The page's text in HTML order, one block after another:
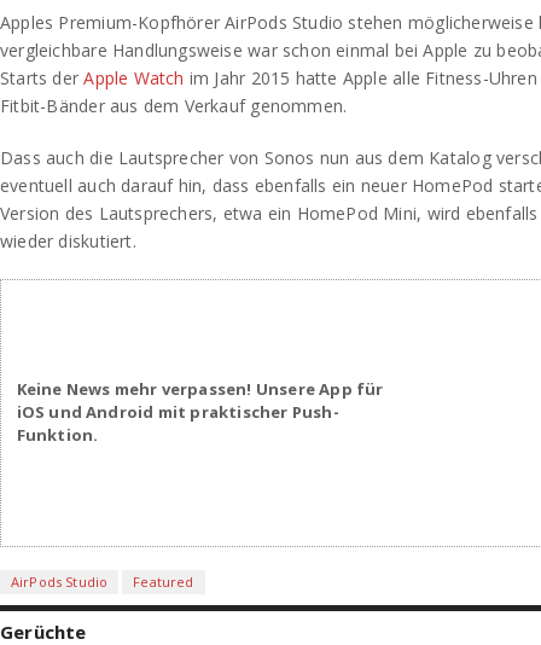
Apples Premium-Kopfhörer AirPods Studio stehen möglicherweise
vergleichbare Handlungsweise war schon einmal bei Apple zu
Starts derApple Watch im Jahr 2015 hatte Apple alle Fitness-
Fitbit-Bänder aus dem Verkauf genommen.
Dass auch die Lautsprecher von Sonos nun aus dem Katalog
eventuell auch darauf hin, dass ebenfalls ein neuer HomePod
Version des Lautsprechers, etwa ein HomePod Mini, wird
wieder diskutiert.
Keine News mehr verpassen! Unsere App für
iOS und Android mit praktischer Push-
Funktion.
AirPods Studio Featured
Gerüchte